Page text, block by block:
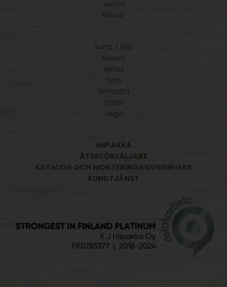
Jenna
Kaura
Luna / Isla
Nauvo
Niklas
Solo
Sonaatti
Stina
Taiga
HIIPAKKA
ÅTERFÖRSÄLJARE
KATALOG OCH MONTERINGANVISNINGAR
KUNDTJÄNST